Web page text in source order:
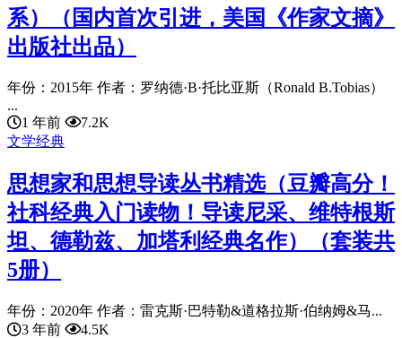
系）（国内首次引进，美国《作家文摘》
出版社出品）
年份：2015年 作者：罗纳德·B·托比亚斯（Ronald B.Tobias）
...
1 年前
7.2K
文学经典
思想家和思想导读丛书精选（豆瓣高分！
社科经典入门读物！导读尼采、维特根斯
坦、德勒兹、加塔利经典名作）（套装共
5册）
年份：2020年 作者：雷克斯·巴特勒&道格拉斯·伯纳姆&马...
3 年前
4.5K